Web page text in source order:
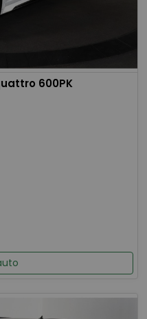
600PK